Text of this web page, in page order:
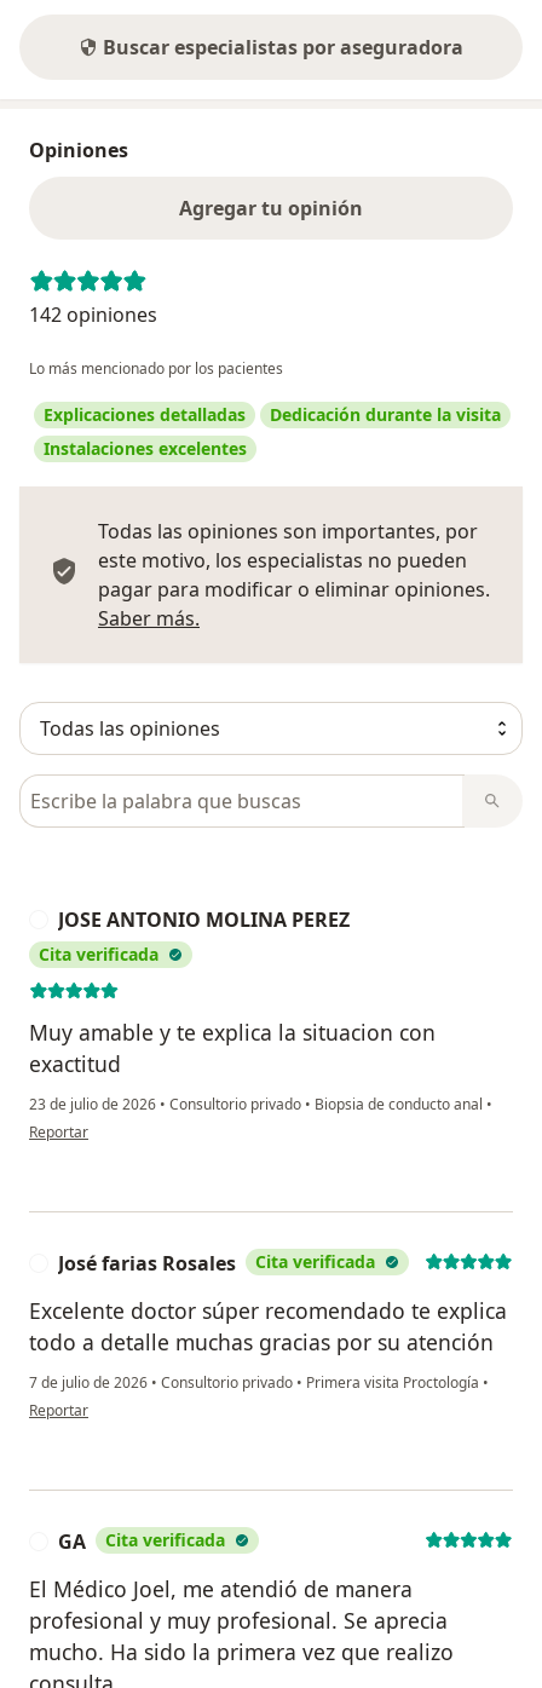
Buscar especialistas por aseguradora
Opiniones
Agregar tu opinión
142 opiniones
Lo más mencionado por los pacientes
Explicaciones detalladas
Dedicación durante la visita
Instalaciones excelentes
Todas las opiniones son importantes, por
este motivo, los especialistas no pueden
pagar para modificar o eliminar opiniones.
Saber más.
Busca en opiniones
JOSE ANTONIO MOLINA PEREZ
Cita verificada
Muy amable y te explica la situacion con
exactitud
23 de julio de 2026 • Consultorio privado • Biopsia de conducto anal •
en opinión del usuario JOSE ANTONIO MOLINA PEREZ
Reportar
José farias Rosales Cita verificada
Excelente doctor súper recomendado te explica
todo a detalle muchas gracias por su atención
7 de julio de 2026 • Consultorio privado • Primera visita Proctología •
en opinión del usuario José farias Rosales
Reportar
GA Cita verificada
El Médico Joel, me atendió de manera
profesional y muy profesional. Se aprecia
mucho. Ha sido la primera vez que realizo